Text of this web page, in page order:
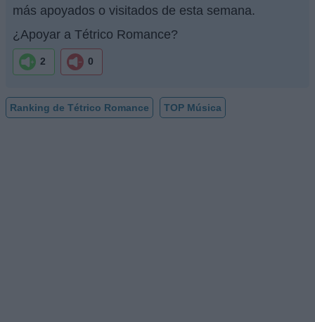
más apoyados o visitados de esta semana.
¿Apoyar a Tétrico Romance?
2 0
Ranking de Tétrico Romance TOP Música